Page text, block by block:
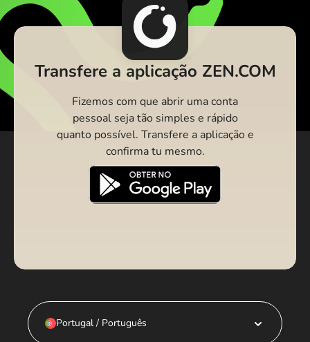
Transfere a aplicação ZEN.COM
Fizemos com que abrir uma conta
pessoal seja tão simples e rápido
quanto possível. Transfere a aplicação e
confirma tu mesmo.
Portugal / Português